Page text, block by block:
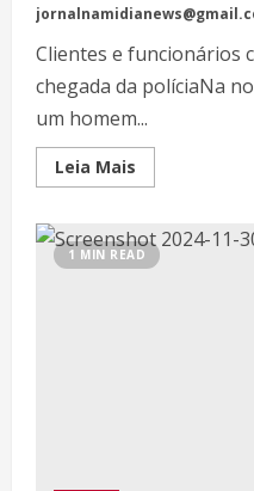
Clientes e funcionários
chegada da políciaNa
um homem...
Leia Mais
1 MIN READ